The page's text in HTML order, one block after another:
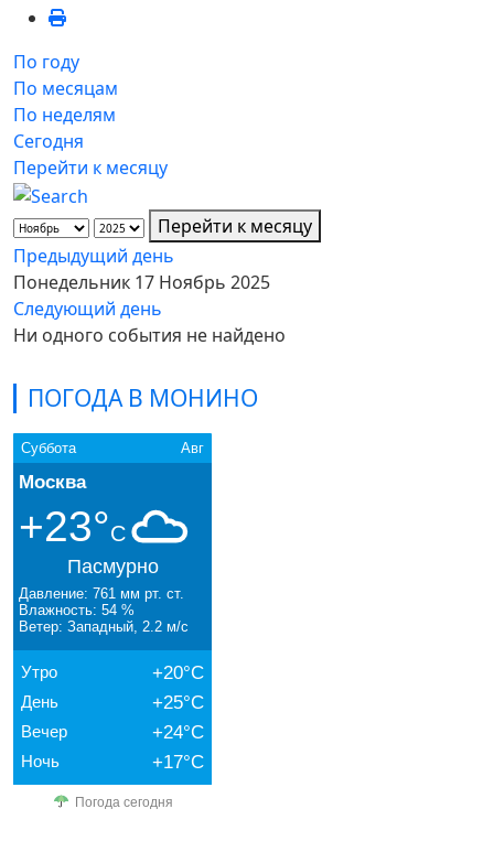
ПОГОДА В МОНИНО
Суббота Авг
Москва
+23°C
Пасмурно
Давление: 761 мм рт. ст.
Влажность: 54 %
Ветер: Западный, 2.2 м/с
Утро +20°C
День +25°C
Вечер +24°C
Ночь +17°C
Погода сегодня
По году
По месяцам
По неделям
Сегодня
Перейти к месяцу
Перейти к месяцу
Предыдущий день
Понедельник 17 Ноябрь 2025
Следующий день
Ни одного события не найдено